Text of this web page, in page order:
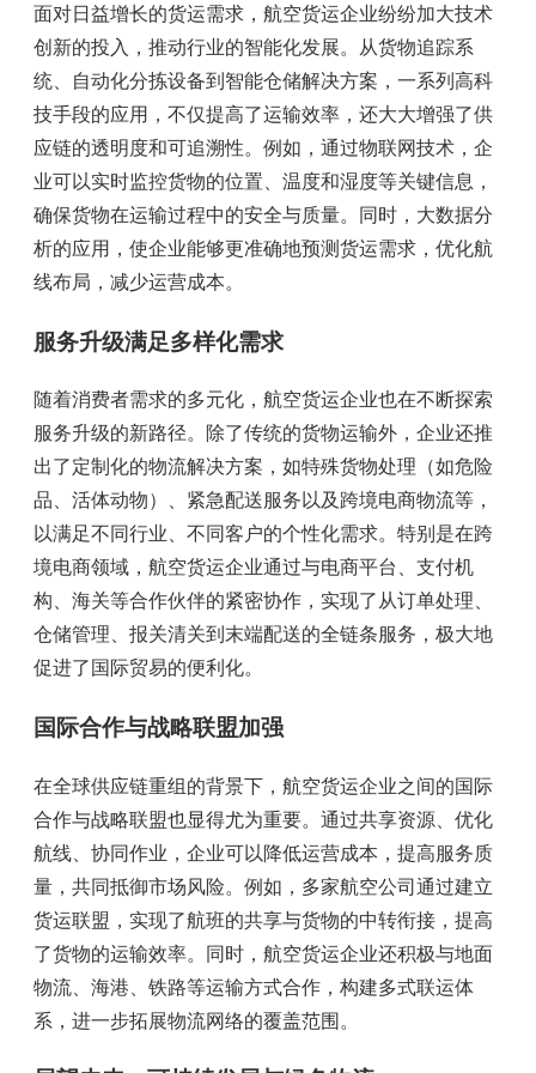
面对日益增长的货运需求，航空货运企业纷纷加大技术
创新的投入，推动行业的智能化发展。从货物追踪系
统、自动化分拣设备到智能仓储解决方案，一系列高科
技手段的应用，不仅提高了运输效率，还大大增强了供
应链的透明度和可追溯性。例如，通过物联网技术，企
业可以实时监控货物的位置、温度和湿度等关键信息，
确保货物在运输过程中的安全与质量。同时，大数据分
析的应用，使企业能够更准确地预测货运需求，优化航
线布局，减少运营成本。
服务升级满足多样化需求
随着消费者需求的多元化，航空货运企业也在不断探索
服务升级的新路径。除了传统的货物运输外，企业还推
出了定制化的物流解决方案，如特殊货物处理（如危险
品、活体动物）、紧急配送服务以及跨境电商物流等，
以满足不同行业、不同客户的个性化需求。特别是在跨
境电商领域，航空货运企业通过与电商平台、支付机
构、海关等合作伙伴的紧密协作，实现了从订单处理、
仓储管理、报关清关到末端配送的全链条服务，极大地
促进了国际贸易的便利化。
国际合作与战略联盟加强
在全球供应链重组的背景下，航空货运企业之间的国际
合作与战略联盟也显得尤为重要。通过共享资源、优化
航线、协同作业，企业可以降低运营成本，提高服务质
量，共同抵御市场风险。例如，多家航空公司通过建立
货运联盟，实现了航班的共享与货物的中转衔接，提高
了货物的运输效率。同时，航空货运企业还积极与地面
物流、海港、铁路等运输方式合作，构建多式联运体
系，进一步拓展物流网络的覆盖范围。